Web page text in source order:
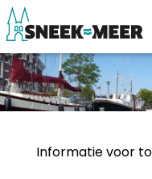
Over Sneek
Uitgelicht
Informatie voor